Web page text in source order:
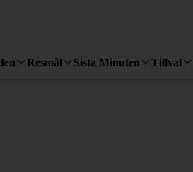
Resmål Sista Minuten Tillval